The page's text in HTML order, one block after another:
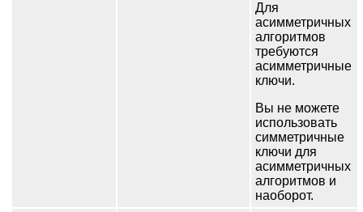
Для
асимметричных
алгоритмов
требуются
асимметричные
ключи.
Вы не можете
использовать
симметричные
ключи для
асимметричных
алгоритмов и
наоборот.